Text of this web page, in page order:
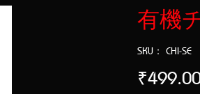
有機
SKU： CHI-SE